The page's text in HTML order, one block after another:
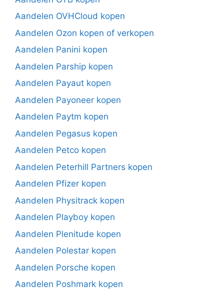
Aandelen OVHCloud kopen
Aandelen Ozon kopen of verkopen
Aandelen Panini kopen
Aandelen Parship kopen
Aandelen Payaut kopen
Aandelen Payoneer kopen
Aandelen Paytm kopen
Aandelen Pegasus kopen
Aandelen Petco kopen
Aandelen Peterhill Partners kopen
Aandelen Pfizer kopen
Aandelen Physitrack kopen
Aandelen Playboy kopen
Aandelen Plenitude kopen
Aandelen Polestar kopen
Aandelen Porsche kopen
Aandelen Poshmark kopen